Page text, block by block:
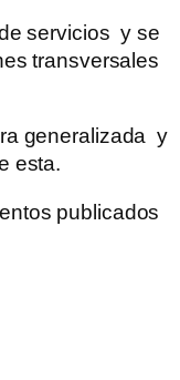
servicios y se
transversales
generalizada y
esta.
publicados